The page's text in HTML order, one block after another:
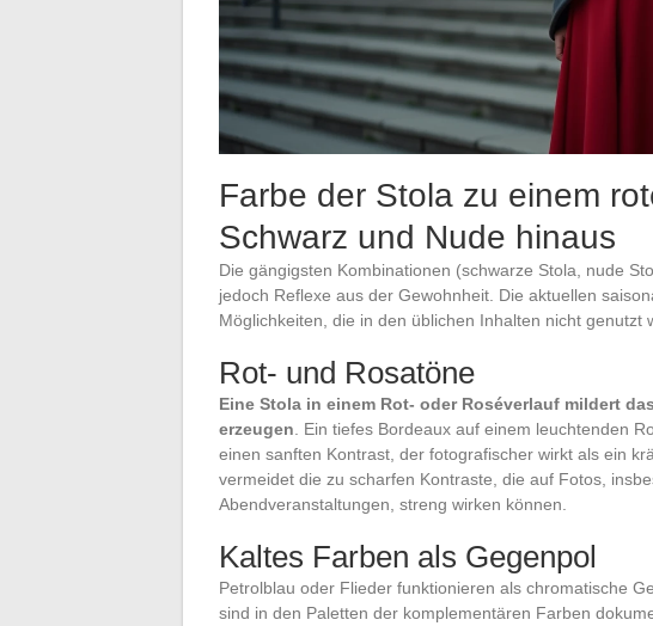
Farbe der Stola zu einem
Schwarz und Nude hinaus
Die gängigsten Kombinationen (schwarze Stola, nude
jedoch Reflexe aus der Gewohnheit. Die aktuellen
Möglichkeiten, die in den üblichen Inhalten nicht genutzt
Rot- und Rosatöne
Eine Stola in einem Rot- oder Roséverlauf mildert
erzeugen . Ein tiefes Bordeaux auf einem leuchtenden
einen sanften Kontrast, der fotografischer wirkt als ein
vermeidet die zu scharfen Kontraste, die auf Fotos,
Abendveranstaltungen, streng wirken können.
Kaltes Farben als Gegenpol
Petrolblau oder Flieder funktionieren als chromatische
sind in den Paletten der komplementären Farben